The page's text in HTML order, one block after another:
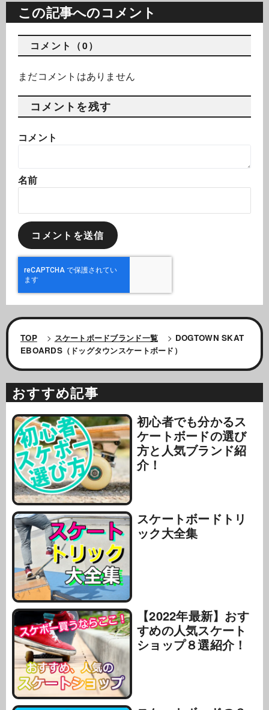
この記事へのコメント
コメント（0）
まだコメントはありません
コメントを残す
コメント
名前
TOP > スケートボードブランド一覧 > DOGTOWN SKAT
EBOARDS（ドッグタウンスケートボード）
おすすめ記事
初心者でも分かるス
ケートボードの選び
方と人気ブランド紹
介！
スケートボードトリ
ック大全集
【2022年最新】おす
すめの人気スケート
ショップ８選紹介！